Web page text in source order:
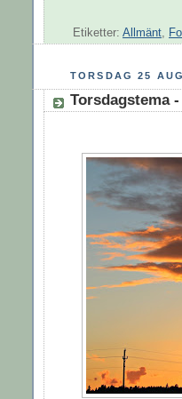
Etiketter: Allmänt,
TORSDAG 25
Torsdagstema